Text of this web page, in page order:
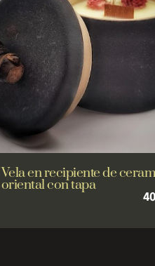
Vela en recipiente de
oriental con tapa